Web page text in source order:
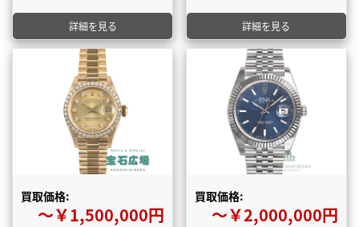
詳細を見る 詳細を見る
買取価格:
〜￥1,500,000円
買取価格:
〜￥2,000,000円